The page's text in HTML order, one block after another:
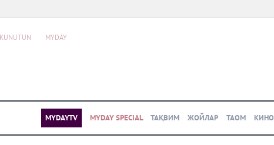
KUNUTUN MYDAY
MYDAYTV MYDAY SPECIAL ТАҚВИМ ЖОЙЛАР ТАОМ КИНО